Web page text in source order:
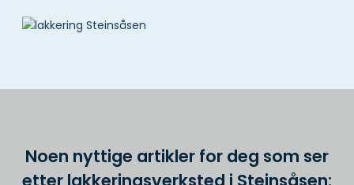
Noen nyttige artikler for deg som ser